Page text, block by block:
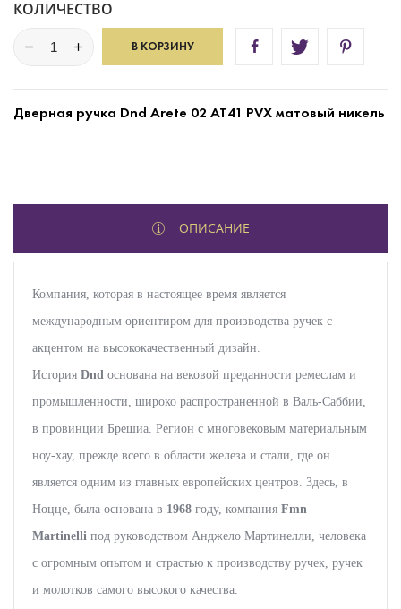
КОЛИЧЕСТВО
В КОРЗИНУ
Дверная ручка Dnd Arete 02 AT41 PVX матовый никель
ОПИСАНИЕ
Компания, которая в настоящее время является
международным ориентиром для производства ручек с
акцентом на высококачественный дизайн.
История Dnd основана на вековой преданности ремеслам и
промышленности, широко распространенной в Валь-Саббии,
в провинции Брешиа. Регион с многовековым материальным
ноу-хау, прежде всего в области железа и стали, где он
является одним из главных европейских центров. Здесь, в
Ноцце, была основана в 1968 году, компания Fmn
Martinelli под руководством Анджело Мартинелли, человека
с огромным опытом и страстью к производству ручек, ручек
и молотков самого высокого качества.